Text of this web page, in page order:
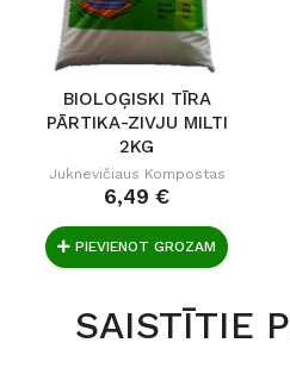
BIOLOĢISKI TĪRA
PĀRTIKA-ZIVJU MILTI
2KG
Juknevičiaus Kompostas
6,49 €
PIEVIENOT GROZAM
SAISTĪTIE